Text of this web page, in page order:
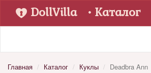
DollVilla • Каталог
Главная Каталог Куклы Deadbra Ann